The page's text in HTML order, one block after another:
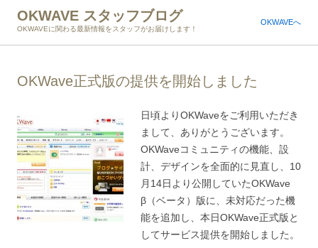
OKWAVE スタッフブログ
OKWAVEに関わる最新情報をスタッフがお届けします！
OKWAVEへ
OKWave正式版の提供を開始しました
日頃よりOKWaveをご利用いただき
まして、ありがとうございます。
OKWaveコミュニティの機能、設
計、デザインを全面的に見直し、10
月14日より公開していたOKWave
β（ベータ）版に、未対応だった機
能を追加し、本日OKWave正式版と
してサービス提供を開始しました。